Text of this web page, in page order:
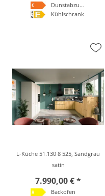
Dunstabzugshaube
Kühlschrank
L-Küche 51.130 8 525, Sandgrau
satin
7.990,00 € *
Backofen